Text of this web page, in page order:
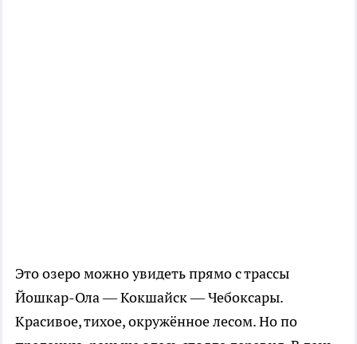
Это озеро можно увидеть прямо с трассы
Йошкар-Ола — Кокшайск — Чебоксары.
Красивое, тихое, окружённое лесом. Но по